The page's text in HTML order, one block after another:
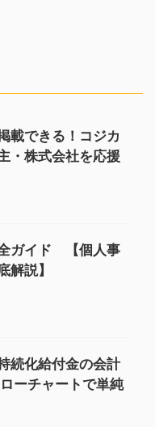
載できる！コジカ
・株式会社を応援
ガイド 【個人事
説】
続化給付金の会計
ーチャートで単純